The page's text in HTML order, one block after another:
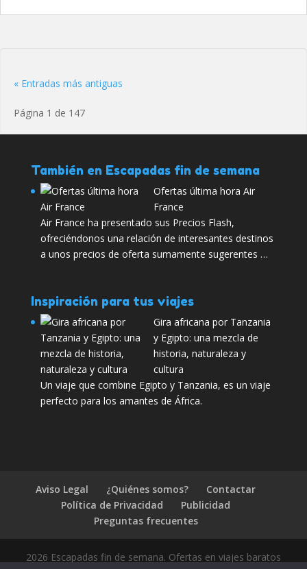
« Entradas más antiguas
Página 1 de 147
También en Escapadas fin de semana
Ofertas última hora Air
France
Air France ha presentado sus Precios Flash,
ofreciéndonos una relación de interesantes destinos
a unos precios de oferta sumamente sugerentes …
Inspiración para tus viajes
Gira africana por Tanzania
y Egipto: una mezcla de
historia, naturaleza y
cultura
Un viaje que combine Egipto y Tanzania, es un viaje
perfecto para los amantes de África.
Aviso Legal ¿Quiénes somos?
Contactar
Política de Privacidad
Publicidad
Preguntas frecuentes
2026 Escapadas fin de semana. Ofertas en viajes baratos